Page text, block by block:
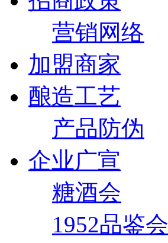
营销网络
加盟商家
酿造工艺
产品防伪
企业广宣
糖酒会
1952品鉴会